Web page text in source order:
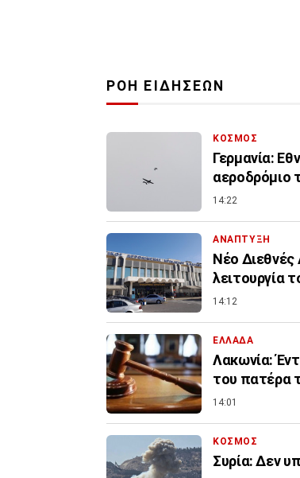
ΡΟΗ ΕΙΔΗΣΕΩΝ
ΚΟΣΜΟΣ
Γερμανία:
αεροδρόμιο
14:22
ΑΝΑΠΤΥΞΗ
Νέο Διεθνές
λειτουργία
14:12
ΕΛΛΑΔΑ
Λακωνία:
του πατέρα
14:01
ΚΟΣΜΟΣ
Συρία: Δεν